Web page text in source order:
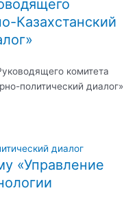
Казахстанский
комитета
политический диалог»
«Управление